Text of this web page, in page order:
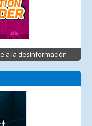
a la desinformación